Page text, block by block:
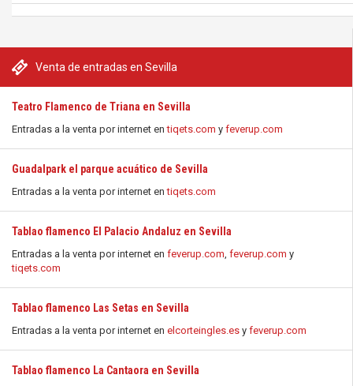
Venta de entradas en Sevilla
Teatro Flamenco de Triana en Sevilla
Entradas a la venta por internet entiqets.com y feverup.com
Guadalpark el parque acuático de Sevilla
Entradas a la venta por internet entiqets.com
Tablao flamenco El Palacio Andaluz en Sevilla
Entradas a la venta por internet en feverup.com, feverup.com y
tiqets.com
Tablao flamenco Las Setas en Sevilla
Entradas a la venta por internet en elcorteingles.es y feverup.com
Tablao flamenco La Cantaora en Sevilla